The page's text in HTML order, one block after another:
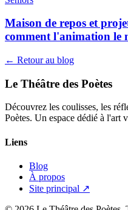
Maison de repos et
comment l'animation le
← Retour au blog
Le Théâtre des Poètes
Découvrez les coulisses, les
Poètes. Un espace dédié à l'art
Liens
Blog
À propos
Site principal ↗